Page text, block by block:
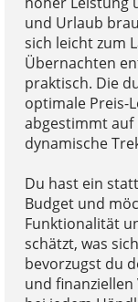
und Urlaub
sich leicht zum
Übernachten
praktisch. Die
optimale Preis-
abgestimmt auf
dynamische
Du hast ein
Budget und
Funktionalität
schätzt, was
bevorzugst du
und